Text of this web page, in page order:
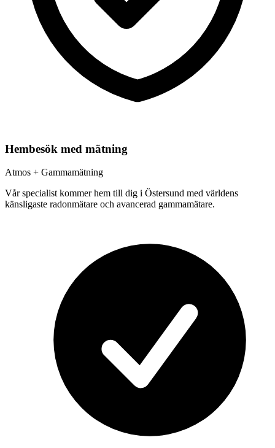
Hembesök med mätning
Atmos + Gammamätning
Vår specialist kommer hem till dig i Östersund med världens
känsligaste radonmätare och avancerad gammamätare.